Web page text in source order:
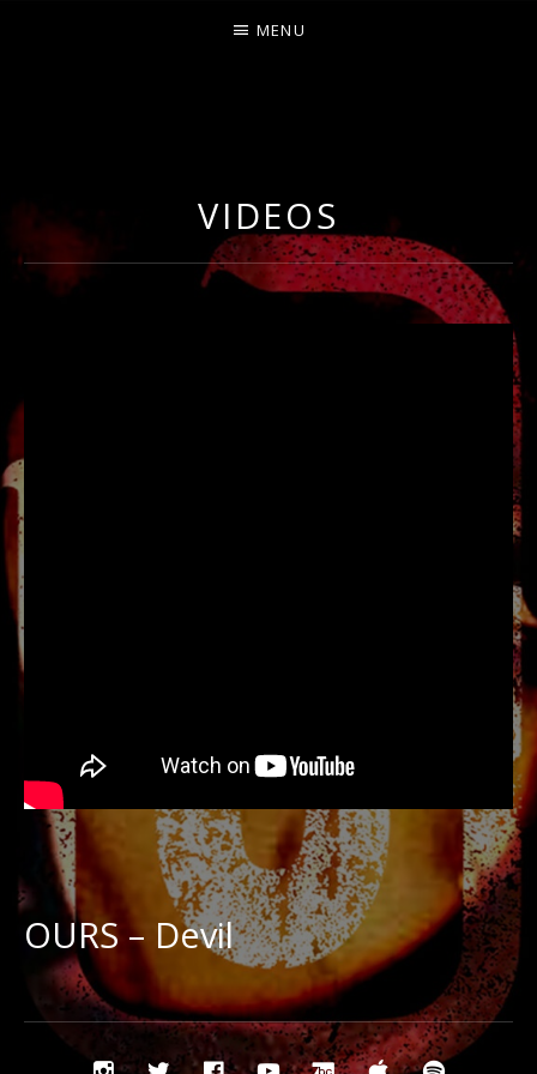
R
S
MENU
VIDEOS
OURS – Devil
Social Instagram
TwitterFacebook
YouTubeBandcamp
iTunesSpotify